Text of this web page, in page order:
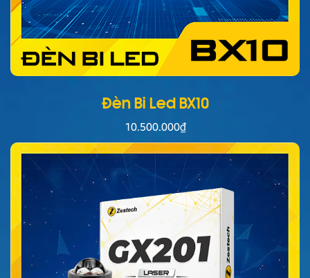
Đèn Bi Led BX10
10.500.000₫